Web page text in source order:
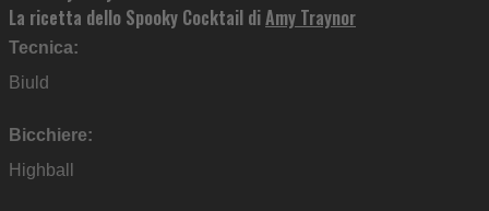
La ricetta dello Spooky Cocktail diAmy Traynor
Tecnica:
Biuld
Bicchiere:
Highball